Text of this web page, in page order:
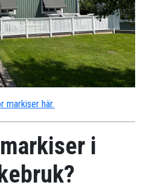
markiser här.
i